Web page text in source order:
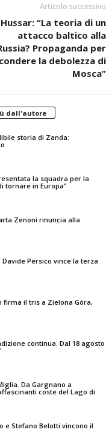
Articolo successivo
Hussar: “La teoria di un
attacco baltico alla
Propaganda per
la debolezza di
Mosca”
dall'autore
storia di Zanda:
la squadra per la
tornare in Europa”
Zenoni rinuncia alla
Persico vince la terza
firma il tris a Zielona Góra,
continua. Dal 18 agosto
Da Gargnano a
coste del Lago di
e Stefano Belotti vincono il